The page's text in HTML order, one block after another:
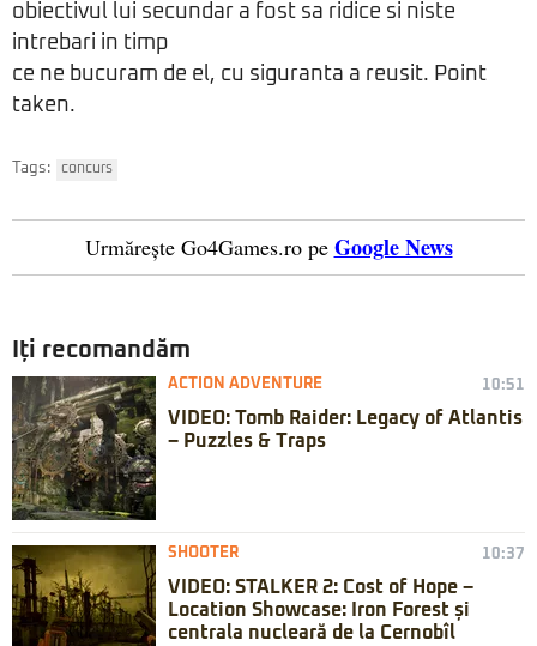
obiectivul lui secundar a fost sa ridice si niste
intrebari in timp
ce ne bucuram de el, cu siguranta a reusit. Point
taken.
Tags: concurs
Urmărește Go4Games.ro pe Google News
Iți recomandăm
ACTION ADVENTURE 10:51
VIDEO: Tomb Raider: Legacy of Atlantis
– Puzzles & Traps
SHOOTER 10:37
VIDEO: STALKER 2: Cost of Hope –
Location Showcase: Iron Forest și
centrala nucleară de la Cernobîl